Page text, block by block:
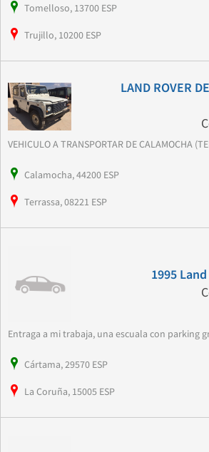
Tomelloso, 13700 ESP
Trujillo, 10200 ESP
LAND ROVER
VEHICULO A TRANSPORTAR DE CALAMOCHA
Calamocha, 44200 ESP
Terrassa, 08221 ESP
1995
Entraga a mi trabaja, una escuala con parking
Cártama, 29570 ESP
La Coruña, 15005 ESP